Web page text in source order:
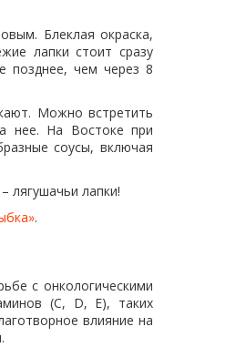
Блеклая окраска,
лапки стоит сразу
позднее, чем через 8
Можно встретить
нее. На Востоке при
соусы, включая
лягушачьи лапки!
.
с онкологическими
(С, D, E), таких
влияние на